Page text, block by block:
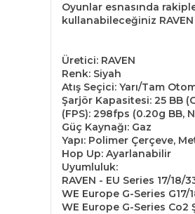
Oyunlar esnasında
kullanabileceğiniz
Üretici: RAVEN
Renk: Siyah
Atış Seçici: Yarı/Tam
Şarjör Kapasitesi: 25 BB
(FPS): 298fps (0.20g BB,
Güç Kaynağı: Gaz
Yapı: Polimer Çerçeve,
Hop Up: Ayarlanabilir
Uyumluluk:
RAVEN - EU Series 17/18/
WE Europe G-Series
WE Europe G-Series Co2